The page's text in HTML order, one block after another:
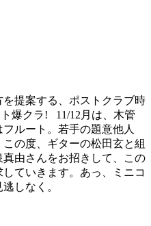
提案する、ポストクラブ時
爆クラ! 11/12月は、木管
ルート。若手の題意他人
の度、ギターの松田玄と組
由さんをお招きして、この
ていきます。あっ、ミニコ
しなく。